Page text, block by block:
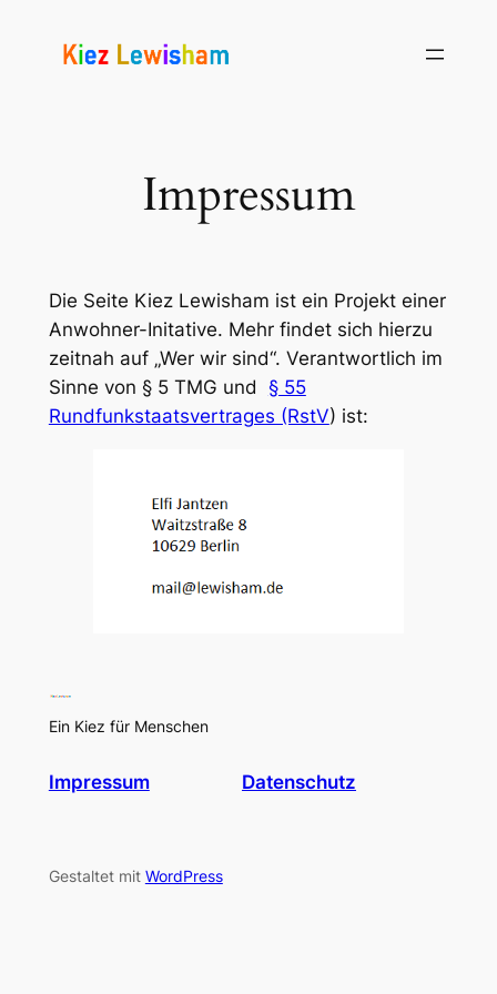
Impressum
Die Seite Kiez Lewisham ist ein Projekt einer
Anwohner-Initative. Mehr findet sich hierzu
zeitnah auf „Wer wir sind“. Verantwortlich im
Sinne von § 5 TMG und § 55
Rundfunkstaatsvertrages (RstV) ist:
Ein Kiez für Menschen
Impressum Datenschutz
Gestaltet mit WordPress